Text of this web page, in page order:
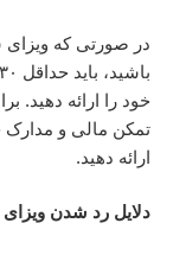
در صورتی که ویزای
خود را ارائه دهید.
تمکن مالی و مدارک
ارائه دهید.
دلایل رد شدن ویزای